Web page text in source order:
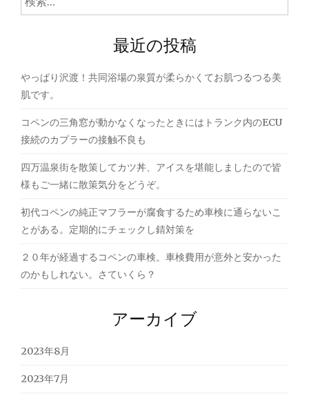
ー
ョ
ン
索:
最近の投稿
やっぱり沢渡！共同浴場の泉質が柔らかくてお肌つるつる美
肌です。
コペンの三角窓が動かなくなったときにはトランク内のECU
接続のカプラーの接触不良も
四万温泉街を散策してカツ丼、アイスを堪能しましたので皆
様もご一緒に散策気分をどうぞ。
初代コペンの純正マフラーが腐食するため車検に通らないこ
とがある。定期的にチェックし錆対策を
２０年が経過するコペンの車検。車検費用が意外と安かった
のかもしれない。さていくら？
アーカイブ
2023年8月
2023年7月